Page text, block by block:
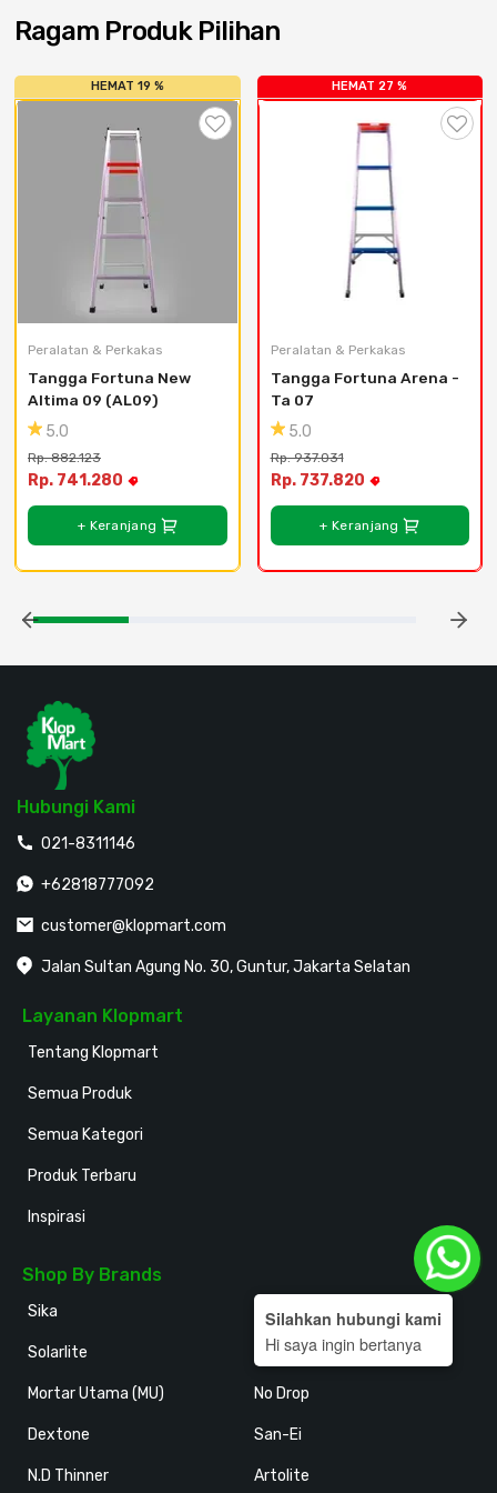
Ragam Produk Pilihan
HEMAT 19 %
Peralatan & Perkakas
Tangga Fortuna New
Altima 09 (AL09)
5.0
Rp. 882.123
Rp. 741.280
+ Keranjang
HEMAT 27 %
Peralatan & Perkakas
Tangga Fortuna Arena -
Ta 07
5.0
Rp. 937.031
Rp. 737.820
+ Keranjang
Hubungi Kami
021-8311146
+62818777092
customer@klopmart.com
Jalan Sultan Agung No. 30, Guntur, Jakarta Selatan
Layanan Klopmart
Tentang Klopmart
Semua Produk
Semua Kategori
Produk Terbaru
Inspirasi
Shop By Brands
Sika
Solarlite
Mortar Utama (MU)
Dextone
N.D Thinner
Holodeck
Kansai Paint
No Drop
San-Ei
Artolite
Silahkan hubungi kami
Hi saya ingin bertanya